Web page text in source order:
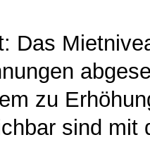
Das
zu
sind mit